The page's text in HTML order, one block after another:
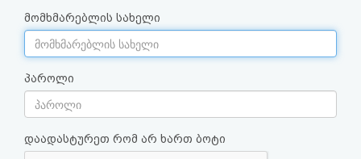
კითხვა-
პასუხი
ავტორიზაცია
რეგისტრაცია
მომხმარებლის სახელი
პაროლი
დაადასტურეთ რომ არ ხართ ბოტი